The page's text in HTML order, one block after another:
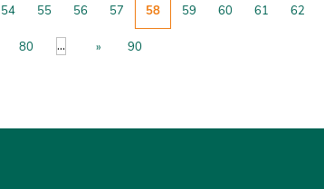
54 55 56 57 58 59 60 61 62
80 ... » 90